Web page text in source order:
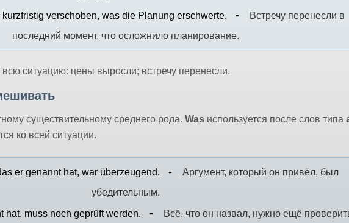
kurzfristig verschoben, was die Planung erschwerte.
Встречу перенесли в
последний момент, что осложнило планирование.
всю ситуацию: цены выросли; встречу перенесли.
существительному среднего рода. Was используется после слов типа
ко всей ситуации.
er genannt hat, war überzeugend.
Аргумент, который он привёл, был
убедительным.
hat, muss noch geprüft werden. Всё, что он назвал, нужно ещё